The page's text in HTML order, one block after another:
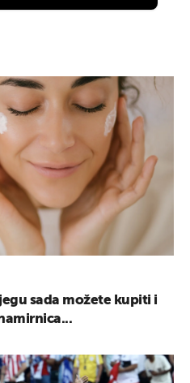
sada možete kupiti i